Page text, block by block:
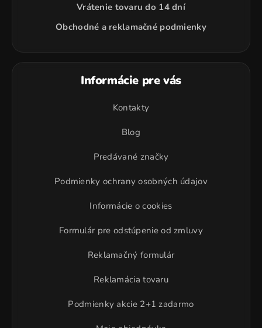
Vrátenie tovaru do 14 dní
Obchodné a reklamačné podmienky
Informácie pre vás
Kontakty
Blog
Predávané značky
Podmienky ochrany osobných údajov
Informácie o cookies
Formulár pre odstúpenie od zmluvy
Reklamačný formulár
Reklamácia tovaru
Podmienky akcie 2+1 zadarmo